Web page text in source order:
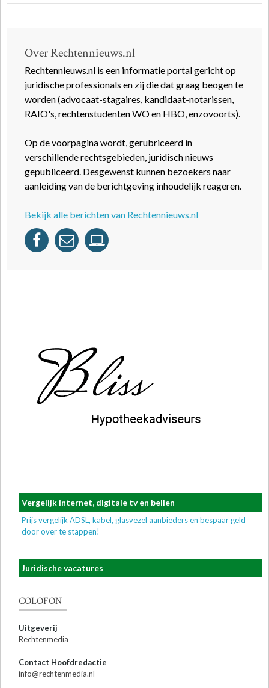
Over Rechtennieuws.nl
Rechtennieuws.nl is een informatie portal gericht op
juridische professionals en zij die dat graag beogen te
worden (advocaat-stagaires, kandidaat-notarissen,
RAIO's, rechtenstudenten WO en HBO, enzovoorts).
Op de voorpagina wordt, gerubriceerd in
verschillende rechtsgebieden, juridisch nieuws
gepubliceerd. Desgewenst kunnen bezoekers naar
aanleiding van de berichtgeving inhoudelijk reageren.
Bekijk alle berichten van Rechtennieuws.nl
Vergelijk internet, digitale tv en bellen
Prijs vergelijk ADSL, kabel, glasvezel aanbieders en bespaar geld
door over te stappen!
Juridische vacatures
COLOFON
Uitgeverij
Rechtenmedia
Contact Hoofdredactie
info@rechtenmedia.nl